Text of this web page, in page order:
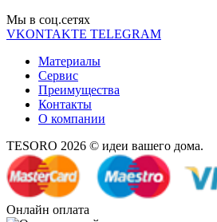
Мы в соц.cетях
VKONTAKTE TELEGRAM
Материалы
Сервис
Преимущества
Контакты
О компании
TESORO 2026 © идеи вашего дома.
Онлайн оплата